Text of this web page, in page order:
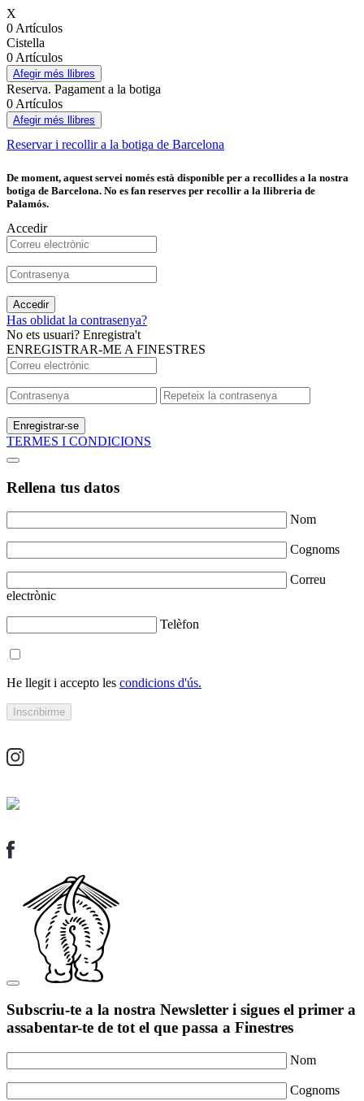
X
0 Artículos
Cistella
0 Artículos
Afegir més llibres
Reserva. Pagament a la botiga
0 Artículos
Afegir més llibres
Reservar i recollir a la botiga de Barcelona
De moment, aquest servei només està disponible per a recollides a la nostra
botiga de Barcelona. No es fan reserves per recollir a la llibreria de
Palamós.
Accedir
Accedir
Has oblidat la contrasenya?
No ets usuari? Enregistra't
ENREGISTRAR-ME A FINESTRES
Enregistrar-se
TERMES I CONDICIONS
Rellena tus datos
Nom
Cognoms
Correu
electrònic
Telèfon
He llegit i accepto les condicions d'ús.
Subscriu-te a la nostra Newsletter i sigues el primer a
assabentar-te de tot el que passa a Finestres
Nom
Cognoms